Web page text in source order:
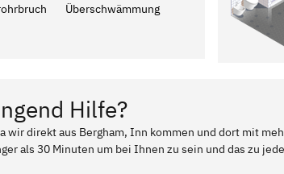
Überschwämmung
Hilfe?
wir direkt aus Bergham, Inn kommen und dort mit
als 30 Minuten um bei Ihnen zu sein und das zu